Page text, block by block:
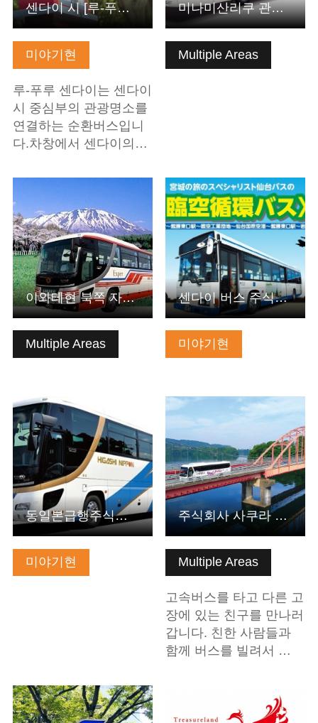
미야기현
루-푸루 센다이는 센다이
시 중심부의 관광명소를
연결하는 순환버스입니
다.차창에서 센다이의…
센다이 시 [루-푸루 센다이 1일승차권]
Multiple Areas
미나미산리쿠 관광버스 주식회사
Multiple Areas
이와테현 북쪽 자동차 주식회사
미야기현
기본정보 보기
센다이 버스 주식회사
미야기현
기본정보 보기
동일본급행주식회사
Multiple Areas
고속버스를 타고 다른 고
장에 있는 친구를 만나러
갑니다. 친한 사람들과
함께 버스를 빌려서 …
기본정보 보기
주식회사 사쿠라 교통
기본정보 보기